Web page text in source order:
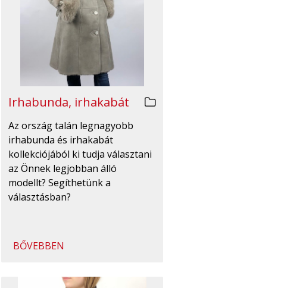
Irhabunda, irhakabát
Az ország talán legnagyobb
irhabunda és irhakabát
kollekciójából ki tudja választani
az Önnek legjobban álló
modellt? Segíthetünk a
választásban?
BŐVEBBEN